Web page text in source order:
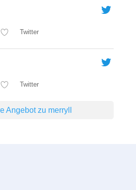
Twitter
Twitter
Angebot zu merryll